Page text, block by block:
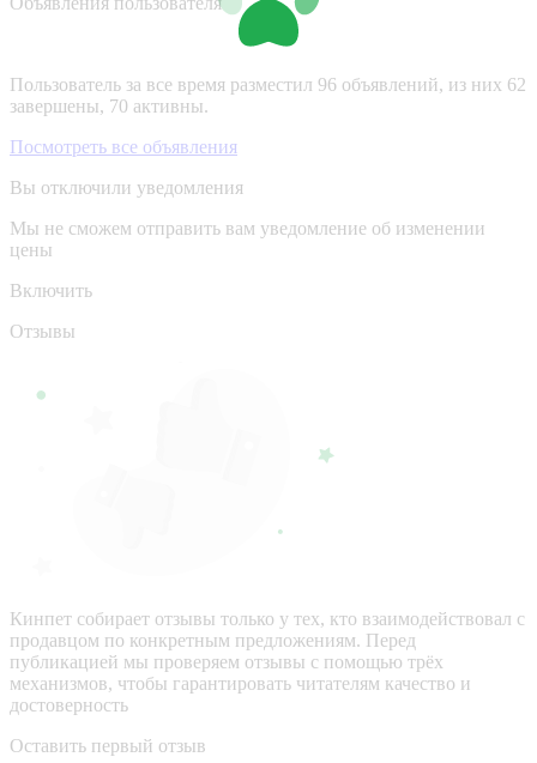
Пользователь за все время разместил 96 объявлений, из них 62
завершены, 70 активны.
Посмотреть все объявления
Вы отключили уведомления
Мы не сможем отправить вам уведомление об изменении
цены
Включить
Отзывы
Кинпет собирает отзывы только у тех, кто взаимодействовал с
продавцом по конкретным предложениям. Перед
публикацией мы проверяем отзывы с помощью трёх
механизмов, чтобы гарантировать читателям качество и
достоверность
Оставить первый отзыв